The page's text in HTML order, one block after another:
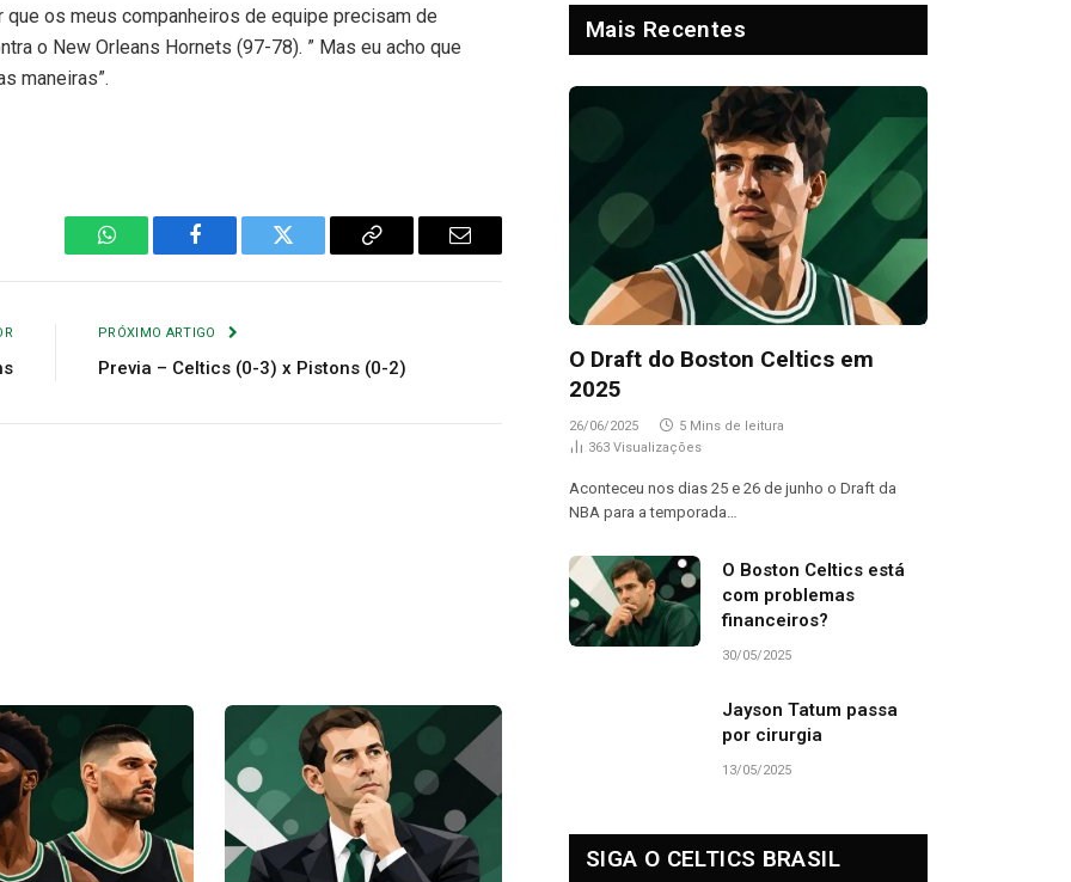
que os meus companheiros de equipe precisam de
o New Orleans Hornets (97-78). ” Mas eu acho que
maneiras”.
WhatsAppFacebook Twitter
Copiar
E-
PRÓXIMO ARTIGO
Previa – Celtics (0-3) x Pistons (0-2)
Mais Recentes
O Draft do Boston Celtics em
2025
26/06/2025
5 Mins de leitura
363 Visualizações
Aconteceu nos dias 25 e 26 de junho o Draft da
NBA para a temporada…
O Boston Celtics está
com problemas
financeiros?
30/05/2025
Jayson Tatum passa
por cirurgia
13/05/2025
SIGA O CELTICS BRASIL